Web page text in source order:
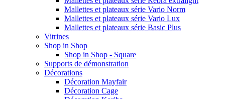
Mallettes et plateaux série Vario Norm
Mallettes et plateaux série Vario Lux
Mallettes et plateaux série Basic Plus
Vitrines
Shop in Shop
Shop in Shop - Square
Supports de démonstration
Décorations
Décoration Mayfair
Décoration Cage